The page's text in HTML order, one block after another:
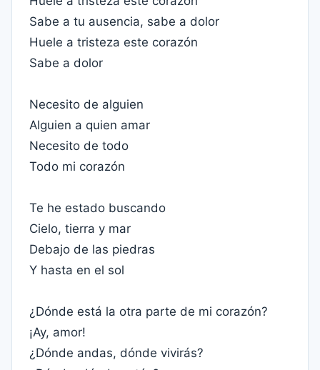
Sabe a tu ausencia, sabe a dolor
Huele a tristeza este corazón
Sabe a dolor
Necesito de alguien
Alguien a quien amar
Necesito de todo
Todo mi corazón
Te he estado buscando
Cielo, tierra y mar
Debajo de las piedras
Y hasta en el sol
¿Dónde está la otra parte de mi corazón?
¡Ay, amor!
¿Dónde andas, dónde vivirás?